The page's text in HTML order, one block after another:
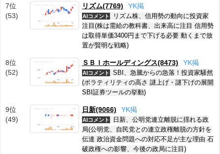
7位
(53)
リズム(7769) YK掲
AIコメント
リズム株、信用勢の動向に投資家
注目(株は需給の教科書、出来高に注目 信用勢
は取得単価3400円まで下げる必要 動くまで放
置が賢明な戦略)
8位
(52)
ＳＢＩホールディングス(8473) YK掲
AIコメント
SBI、急騰からの急落！投資家騒然
(ボラティリティの高さ 謎上げ・謎下げの展開
SBI証券ツールの挙動)
9位
(49)
日新(9066) YK掲
AIコメント
日新、公明党連立離脱に揺れる政
局(公明党、自民党との連立政権離脱の方針を
伝達 政治資金問題への対応不足が主な理由 石
破政権への影響、今後の政局に注目)